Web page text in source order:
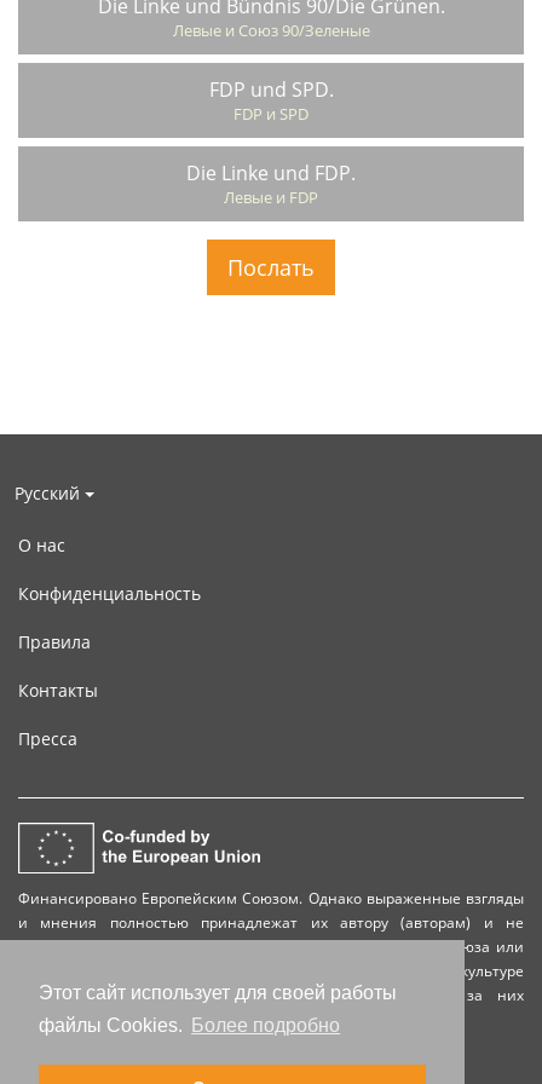
Этот сайт использует для своей работы
файлы Cookies.
Более подробно
Die Linke und Bündnis 90/Die Grünen.
Левые и Союз 90/Зеленые
FDP und SPD.
FDP и SPD
Die Linke und FDP.
Левые и FDP
Русский
О нас
Конфиденциальность
Правила
Контакты
Пресса
Финансировано Европейским Союзом. Однако выраженные взгляды
и мнения полностью принадлежат их автору (авторам) и не
обязательно отражают взгляды и мнения Европейского Союза или
Европейского исполнительного агентства по образованию и культуре
(EACEA). Ни Европейский союз, ни EACEA не несут за них
ответственности.